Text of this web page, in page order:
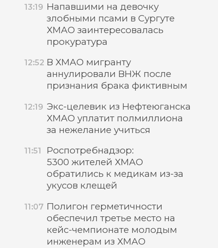
13:19 Напавшими на девочку
злобными псами в Сургуте
ХМАО заинтересовалась
прокуратура
12:52 В ХМАО мигранту
аннулировали ВНЖ после
признания брака фиктивным
12:19 Экс-целевик из Нефтеюганска
ХМАО уплатит полмиллиона
за нежелание учиться
11:51
Роспотребнадзор:
5300 жителей ХМАО
обратились к медикам из-за
укусов клещей
11:07 Полигон герметичности
обеспечил третье место на
кейс-чемпионате молодым
инженерам из ХМАО